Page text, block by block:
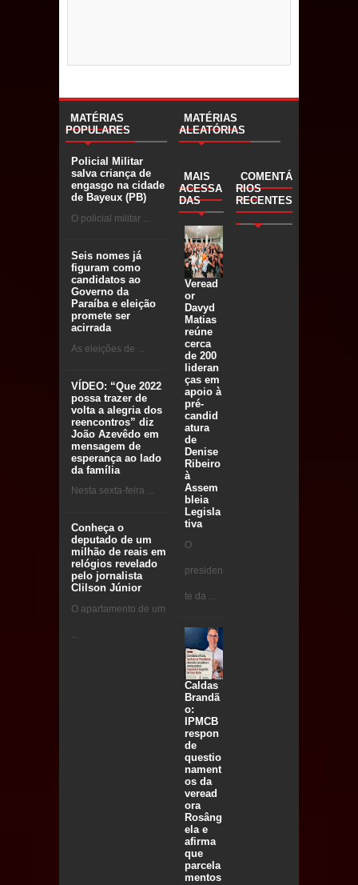
MATÉRIAS
POPULARES
Policial Militar
salva criança de
engasgo na cidade
de Bayeux (PB)
O policial militar ...
Seis nomes já
figuram como
candidatos ao
Governo da
Paraíba e eleição
promete ser
acirrada
As eleições de ...
VÍDEO: “Que 2022
possa trazer de
volta a alegria dos
reencontros” diz
João Azevêdo em
mensagem de
esperança ao lado
da família
Nesta sexta-feira ...
Conheça o
deputado de um
milhão de reais em
relógios revelado
pelo jornalista
Clilson Júnior
O apartamento de um
...
MATÉRIAS
ALEATÓRIAS
MAIS
ACESSA
DAS
Veread
or
Davyd
Matias
reúne
cerca
de 200
lideran
ças em
apoio à
pré-
candid
atura
de
Denise
Ribeiro
à
Assem
bleia
Legisla
tiva
O
presiden
te da ...
Caldas
Brandã
o:
IPMCB
respon
de
questio
nament
os da
veread
ora
Rosâng
ela e
afirma
que
parcela
mentos
COMENTÁ
RIOS
RECENTES